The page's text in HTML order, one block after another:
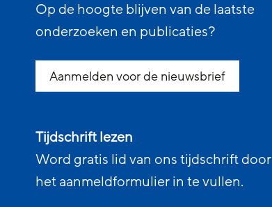
Op de hoogte blijven van de laatste
onderzoeken en publicaties?
Aanmelden voor de nieuwsbrief
Tijdschrift lezen
Word gratis lid van ons tijdschrift door
het aanmeldformulier in te vullen.